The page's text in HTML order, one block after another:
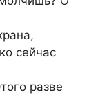
сейчас
разве